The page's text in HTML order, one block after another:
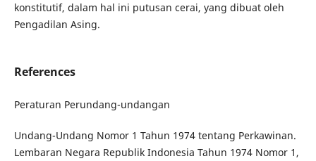
konstitutif, dalam hal ini putusan cerai, yang dibuat oleh
Pengadilan Asing.
References
Peraturan Perundang-undangan
Undang-Undang Nomor 1 Tahun 1974 tentang Perkawinan.
Lembaran Negara Republik Indonesia Tahun 1974 Nomor 1,